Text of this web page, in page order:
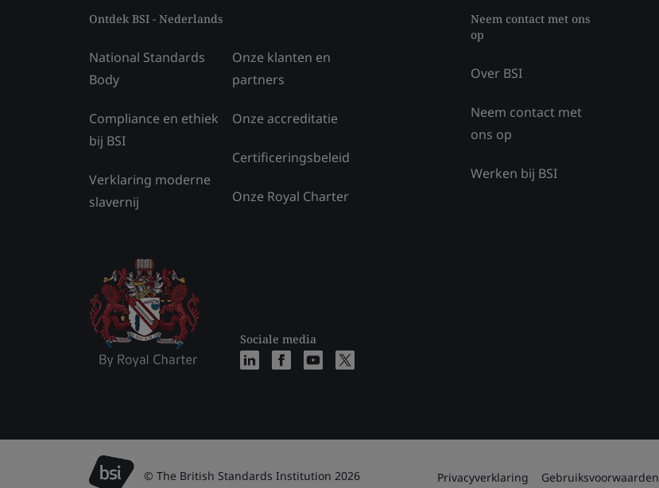
Ontdek BSI - Nederlands
National Standards
Body
Compliance en ethiek
bij BSI
Verklaring moderne
slavernij
Onze klanten en
partners
Onze accreditatie
Certificeringsbeleid
Onze Royal Charter
Sociale media
Neem contact met ons
op
Over BSI
Neem contact met
ons op
Werken bij BSI
© The British Standards Institution 2026 Privacyverklaring Gebruiksvoorwaarden